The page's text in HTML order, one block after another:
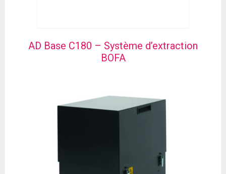
AD Base C180 – Système d’extraction
BOFA